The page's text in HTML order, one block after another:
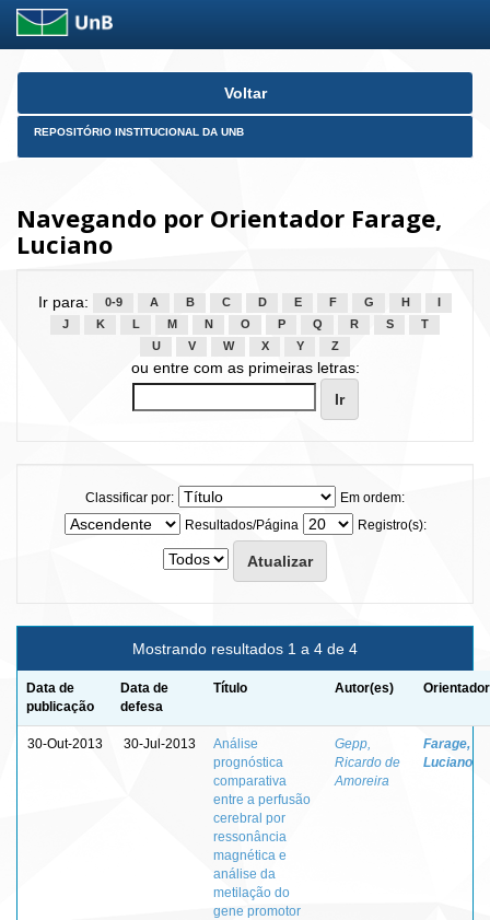
Skip
Voltar
REPOSITÓRIO INSTITUCIONAL DA UNB
Navegando por Orientador Farage,
Luciano
Ir para: 0-9 A B C D E F G H
J
K L M N O P Q R S
T
U
V W X Y Z
ou entre com as primeiras letras:
Classificar por:
Em ordem:
Resultados/Página
Registro(s):
Mostrando resultados 1 a 4 de 4
Data de
publicação
Data de
defesa
Título Autor(es)
30-Out-2013 30-Jul-2013
Análise
prognóstica
comparativa
entre a perfusão
cerebral por
ressonância
magnética e
análise da
metilação do
gene promotor
Gepp,
Ricardo de
Amoreira
Farage,
Luciano